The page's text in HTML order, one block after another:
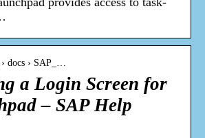
docs › SAP_…
a Login Screen for
– SAP Help